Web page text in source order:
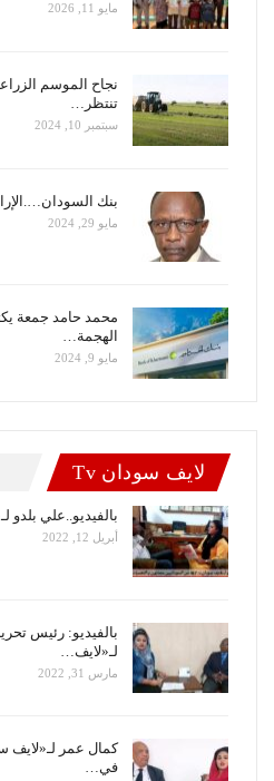
مايو 11, 2026
تنتظر…
سبتمبر 10, 2024
بنك
مايو 29, 2024
محمد حامد جمعة
الهجمة…
مايو 9, 2024
لايف سودان Tv
بالفيديو..علي بلدو
أبريل 12, 2022
بالفيديو: رئيس
لـ«لايف…
مارس 31, 2022
كمال عمر
في…